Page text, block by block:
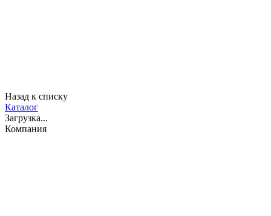
Назад к списку
Каталог
Загрузка...
Компания